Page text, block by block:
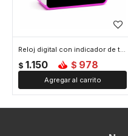
Reloj digital con indicador de temperatura Arco - Violeta
$ 1.150 $ 978